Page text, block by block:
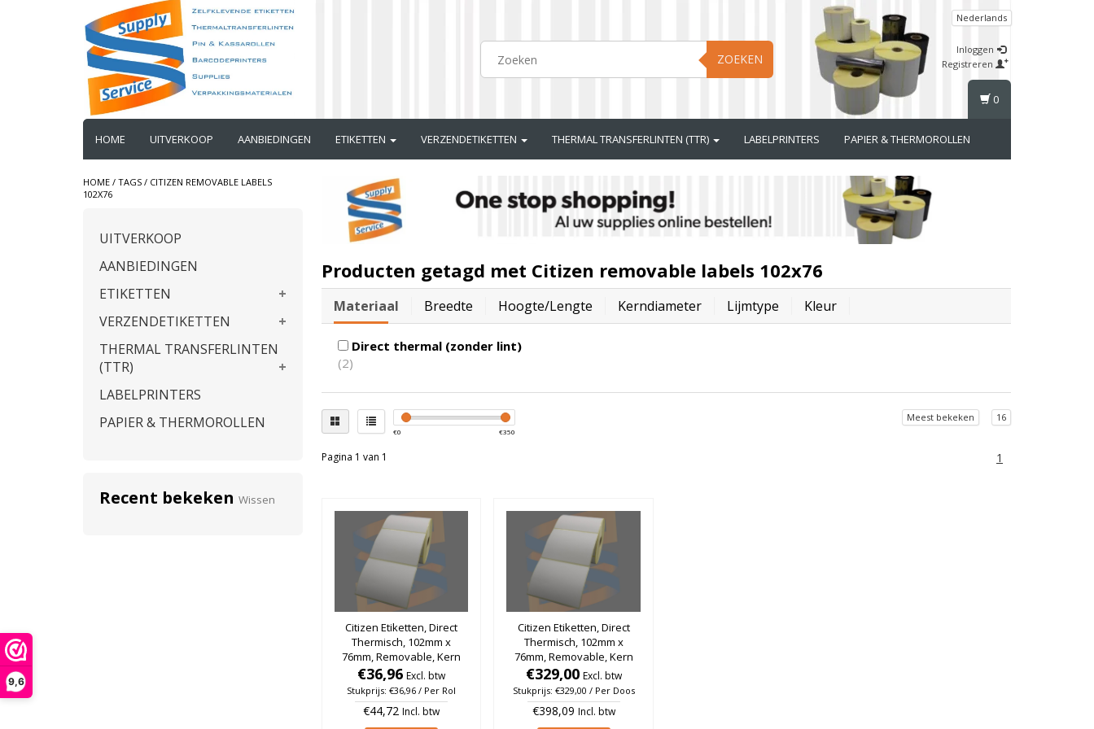
9,6
ZOEKEN
Nederlands
Inloggen
Registreren
HOME UITVERKOOP AANBIEDINGEN ETIKETTEN VERZENDETIKETTEN THERMAL TRANSFERLINTEN (TTR) LABELPRINTERS PAPIER & THERMOROLLEN
0
HOME / TAGS / CITIZEN REMOVABLE LABELS
102X76
UITVERKOOP
AANBIEDINGEN
ETIKETTEN
VERZENDETIKETTEN
THERMAL TRANSFERLINTEN
(TTR)
LABELPRINTERS
PAPIER & THERMOROLLEN
Recent bekeken Wissen
Producten getagd met Citizen removable labels 102x76
Materiaal Breedte Hoogte/lengte Kerndiameter Lijmtype Kleur
Direct thermal (zonder lint)
(2)
€0 €350
Meest bekeken 16
Pagina 1 van 1 1
Citizen Etiketten, Direct
Thermisch, 102mm x
76mm, Removable, Kern
25mm, rol à 930 stuks
€36,96 Excl. btw
Stukprijs: €36,96 / Per Rol
€44,72 Incl. btw
Citizen Etiketten, Direct
Thermisch, 102mm x
76mm, Removable, Kern
25mm, rol à 930 stuks
(Per doos)
€329,00 Excl. btw
Stukprijs: €329,00 / Per Doos
€398,09 Incl. btw